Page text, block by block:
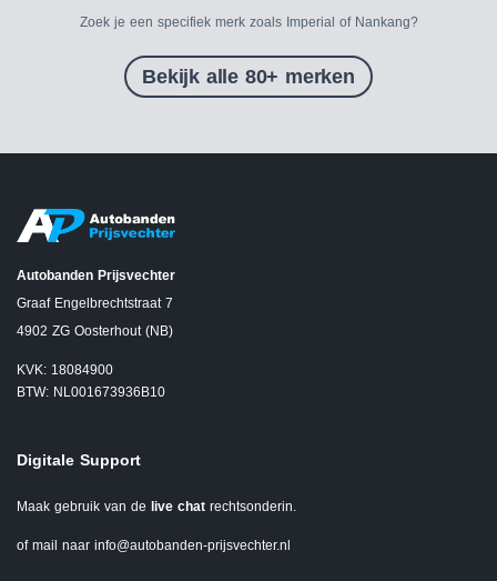
Zoek je een specifiek merk zoals Imperial of Nankang?
Bekijk alle 80+ merken
Autobanden Prijsvechter
Graaf Engelbrechtstraat 7
4902 ZG Oosterhout (NB)
KVK: 18084900
BTW: NL001673936B10
Digitale Support
Maak gebruik van de live chat rechtsonderin.
of mail naar info@autobanden-prijsvechter.nl